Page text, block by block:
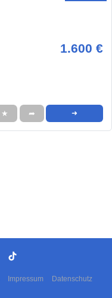
1.600 €
★ ➦ ➜
Impressum Datenschutz